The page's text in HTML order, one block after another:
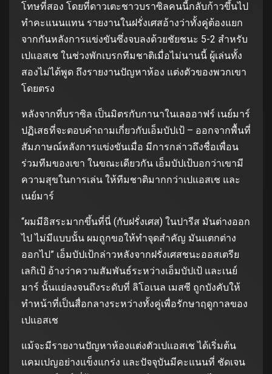
โทษที่สอง โดยที่ดาวเตะชาวบราซิลคนนี้กลับก้าวขึ้นไป
ทำคะแนนแทน รายงานในฝรั่งเศสอ้างว่าทั้งคู่ต้องแยก
จากกันหลังการแข่งขันซึ่งจบลงด้วยชัยชนะ 5-2 สำหรับ
เปแอสเช ในช่วงพักเบรกทีมชาติเมื่อไม่นานนี้ ผู้เล่นทั้ง
สองไม่ได้พูด ถึงรายงานปัญหาห้อง แต่งตัวของพวกเขา
โดยตรง
หลังจากที่บราซิล เป็นมิตรกับกานาในเลออาฟร์ เนย์มาร์
ปฏิเสธที่จะตอบคำถามเกี่ยวกับเอ็มบัปเป้ – ออกจากพื้นที่
สัมภาษณ์หลังการแข่งขันเมื่อ มีการกล่าวถึงชื่อเพื่อน
ร่วมทีมของเขา ในขณะเดียวกัน เอ็มบัปเป้บอกว่าเขามี
ความสุขในการเล่น ให้ทีมชาติมากกว่าเปแอสเช และ
เนย์มาร์
“ผมมีอิสระมากขึ้นที่นี่ (กับฝรั่งเศส) ในปารีส มันต่างออก
ไป ไม่มีแบบนั้น ผมถูกขอให้ทำจุดสำคัญ มันแตกต่าง
ออกไป” เอ็มบัปเป้กล่าวหลังจากฝรั่งเศสชนะออสเตรีย
เลกิเป้ อ้างว่าความสัมพันธ์ระหว่างเอ็มบัปเป้ และเนย์
มาร์ นั้นแย่ลงจนถึงระดับที่ ลิโอเนล เมสซี ถูกบังคับให้
ทำหน้าที่เป็นสื่อกลางระหว่างทั้งคู่เพื่อรักษาฤดูกาลของ
เปแอสเช
แม้จะมีรายงานปัญหาห้องแต่งตัวเปแอสเช ได้เริ่มต้น
แคมเปญอย่างแข็งแกร่ง และปัจจุบันมีคะแนนที่ ชัดเจน